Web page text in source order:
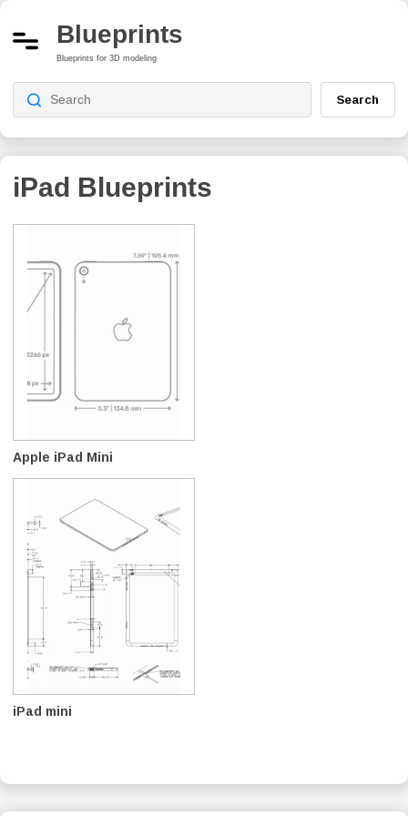
Blueprints
Blueprints for 3D modeling
Search
iPad Blueprints
Apple iPad Mini
iPad mini